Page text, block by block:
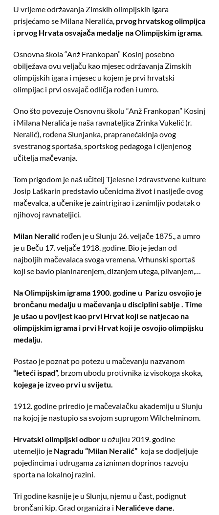
U vrijeme održavanja Zimskih olimpijskih igara
prisjećamo se Milana Neralića, prvog hrvatskog olimpijca
i prvog Hrvata osvajača medalje na Olimpijskim igrama.
Osnovna škola “Anž Frankopan” Kosinj posebno
obilježava ovu veljaču kao mjesec održavanja Zimskih
olimpijskih igara i mjesec u kojem je prvi hrvatski
olimpijac i prvi osvajač odličja rođen i umro.
Ono što povezuje Osnovnu školu “Anž Frankopan” Kosinj
i Milana Neralića je naša ravnateljica Zrinka Vukelić (r.
Neralić), rođena Slunjanka, prapranećakinja ovog
svestranog sportaša, sportskog pedagoga i cijenjenog
učitelja mačevanja.
Tom prigodom je naš učitelj Tjelesne i zdravstvene kulture
Josip Laškarin predstavio učenicima život i nasljeđe ovog
mačevalca, a učenike je zaintrigirao i zanimljiv podatak o
njihovoj ravnateljici.
Milan Neralićrođen je u Slunju 26. veljače 1875., a umro
je u Beču 17. veljače 1918. godine. Bio je jedan od
najboljih mačevalaca svoga vremena. Vrhunski sportaš
koji se bavio planinarenjem, dizanjem utega, plivanjem,…
Na Olimpijskim igrama 1900. godine u Parizu osvojio je
brončanu medalju u mačevanja u disciplini sablje . Time
je ušao u povijest kao prvi Hrvat koji se natjecao na
olimpijskim igrama i prvi Hrvat koji je osvojio olimpijsku
medalju.
Postao je poznat po potezu u mačevanju nazvanom
“leteći ispad”, brzom ubodu protivnika iz visokoga skoka,
kojega je izveo prvi u svijetu.
1912. godine priredio je mačevalačku akademiju u Slunju
na kojoj je nastupio sa svojom suprugom Wilchelminom.
Hrvatski olimpijski odboru ožujku 2019. godine
utemeljio je Nagradu “Milan Neralić” koja se dodjeljuje
pojedincima i udrugama za izniman doprinos razvoju
sporta na lokalnoj razini.
Tri godine kasnije je u Slunju, njemu u čast, podignut
brončani kip. Grad organizira i Neralićeve dane.